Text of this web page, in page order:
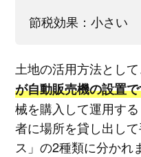
節税効果：小さい
土地の活用方法として
が自動販売機の設置
械を購入して運用す
者に場所を貸し出し
ス」の2種類に分かれ